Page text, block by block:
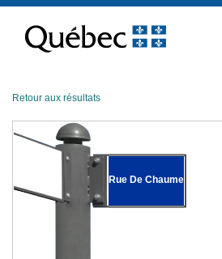
contenu
Retour aux résultats
Rue De Chaume